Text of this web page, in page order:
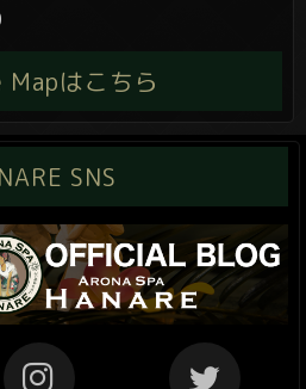
はこちら
SNS